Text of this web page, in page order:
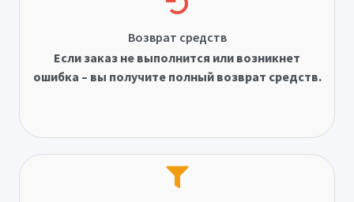
Возврат средств
Если заказ не выполнится или возникнет
ошибка – вы получите полный возврат средств.